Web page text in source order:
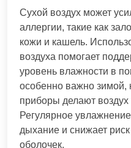
Сухой воздух может
аллергии, такие как
кожи и кашель.
воздуха помогает
уровень влажности в
особенно важно зимой,
приборы делают
Регулярное
дыхание и снижает
оболочек.